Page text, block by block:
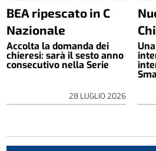
BEA ripescato in C
Nazionale
Accolta la domanda dei
chieresi: sarà il sesto anno
consecutivo nella Serie
28 LUGLIO 2026